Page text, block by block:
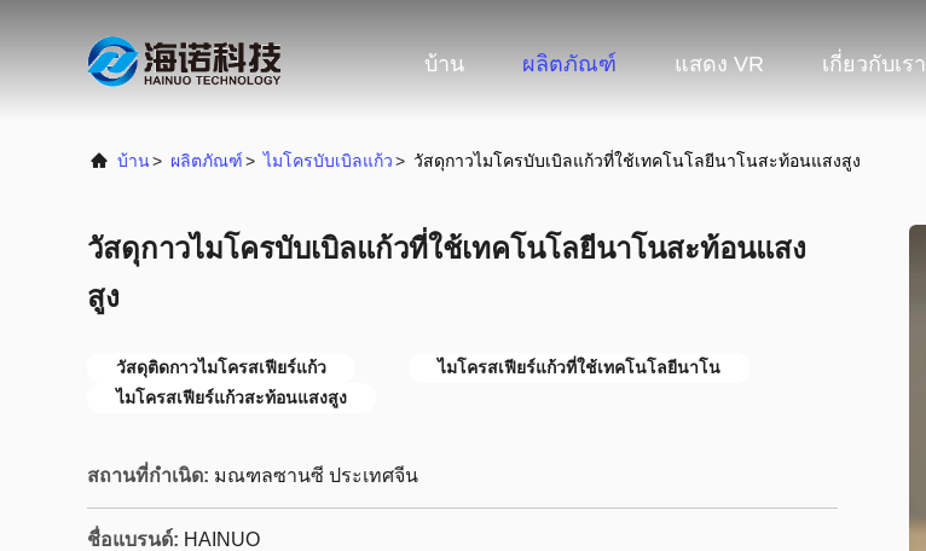
บ้าน ผลิตภัณฑ์ แสดง VR เกี่ยวกับเรา
บ้าน> ผลิตภัณฑ์> ไมโครบับเบิลแก้ว> วัสดุกาวไมโครบับเบิลแก้วที่ใช้เทคโนโลยีนาโนสะท้อนแสงสูง
วัสดุกาวไมโครบับเบิลแก้วที่ใช้เทคโนโลยีนาโนสะท้อนแสง
สูง
วัสดุติดกาวไมโครสเฟียร์แก้ว
ไมโครสเฟียร์แก้วที่ใช้เทคโนโลยีนาโน
ไมโครสเฟียร์แก้วสะท้อนแสงสูง
สถานที่กำเนิด: มณฑลซานซี ประเทศจีน
ชื่อแบรนด์: HAINUO